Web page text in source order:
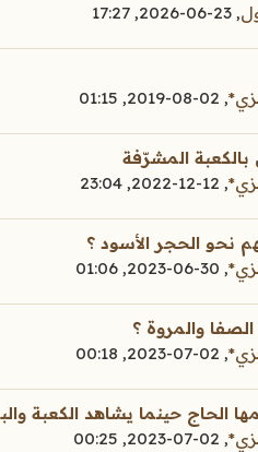
,
23-06-2026, 17:27
,
02-08-2019, 01:15
بالكعبة المشرّفة
,
12-12-2022, 23:04
نحو الحجر الأسود ؟
,
30-06-2023, 01:06
والمروة ؟
,
02-07-2023, 00:18
الحاج حينما يشاهد الكعبة
,
02-07-2023, 00:25